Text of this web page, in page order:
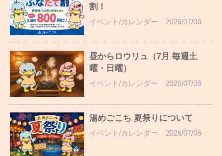
割！
イベント/カレンダー 2026/07/06
昼からロウリュ（7月 毎週土
曜・日曜）
イベント/カレンダー 2026/07/06
湯めごこち 夏祭りについて
イベント/カレンダー 2026/07/06